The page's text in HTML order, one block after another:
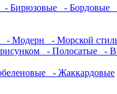
- Бирюзовые - Бордовые
- Модерн - Морской
- Полосатые -
- Жаккардовые